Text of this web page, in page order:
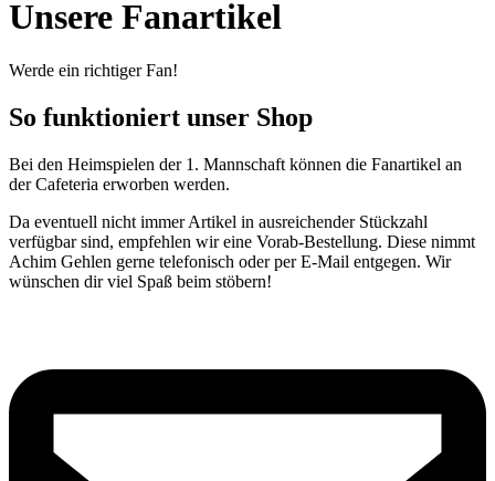
Unsere Fanartikel
Werde ein richtiger Fan!
So funktioniert unser Shop
Bei den Heimspielen der 1. Mannschaft können die Fanartikel an
der Cafeteria erworben werden.
Da eventuell nicht immer Artikel in ausreichender Stückzahl
verfügbar sind, empfehlen wir eine Vorab-Bestellung. Diese nimmt
Achim Gehlen gerne telefonisch oder per E-Mail entgegen. Wir
wünschen dir viel Spaß beim stöbern!